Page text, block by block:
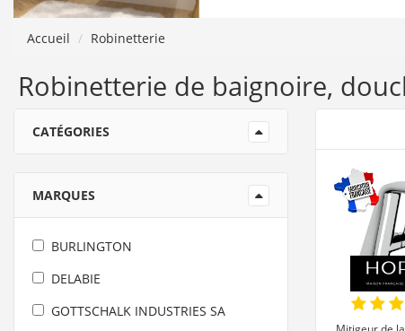
Accueil Robinetterie
Robinetterie de baignoire,
CATÉGORIES
MARQUES
BURLINGTON
DELABIE
GOTTSCHALK INDUSTRIES SA